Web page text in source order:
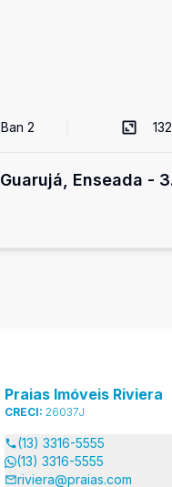
Ban 2 132
Enseada - 3
Praias Imóveis Riviera
CRECI: 26037J
(13) 3316-5555
(13) 3316-5555
riviera@praias.com